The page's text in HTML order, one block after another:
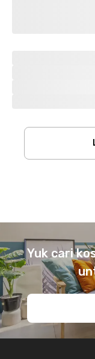
Yuk cari